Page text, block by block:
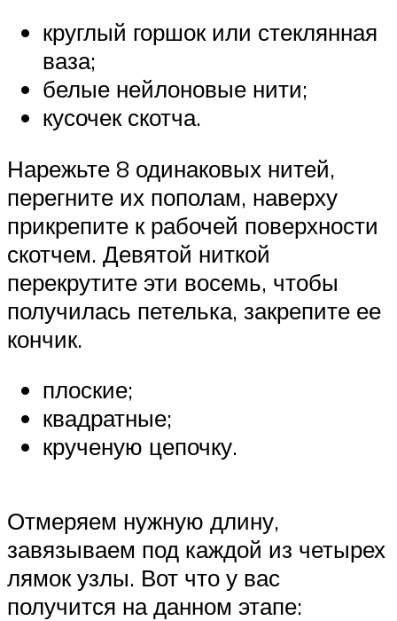
круглый горшок или стеклянная
ваза;
белые нейлоновые нити;
кусочек скотча.
Нарежьте 8 одинаковых нитей,
перегните их пополам, наверху
прикрепите к рабочей поверхности
скотчем. Девятой ниткой
перекрутите эти восемь, чтобы
получилась петелька, закрепите ее
кончик.
плоские;
квадратные;
крученую цепочку.
Отмеряем нужную длину,
завязываем под каждой из четырех
лямок узлы. Вот что у вас
получится на данном этапе: